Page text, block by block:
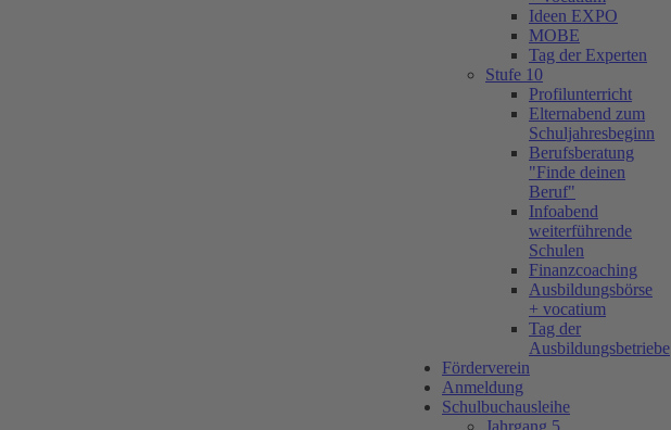
Ideen EXPO
MOBE
Tag der Experten
Stufe 10
Profilunterricht
Elternabend zum
Schuljahresbeginn
Berufsberatung
"Finde deinen
Beruf"
Infoabend
weiterführende
Schulen
Finanzcoaching
Ausbildungsbörse
+ vocatium
Tag der
Ausbildungsbetriebe
Förderverein
Anmeldung
Schulbuchausleihe
Jahrgang 5